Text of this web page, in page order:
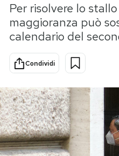
Tecnologia
Internet
Scienza
Cultura
Economia
Sport
PODCAST
Per risolvere lo
maggioranza può
calendario del
Condividi